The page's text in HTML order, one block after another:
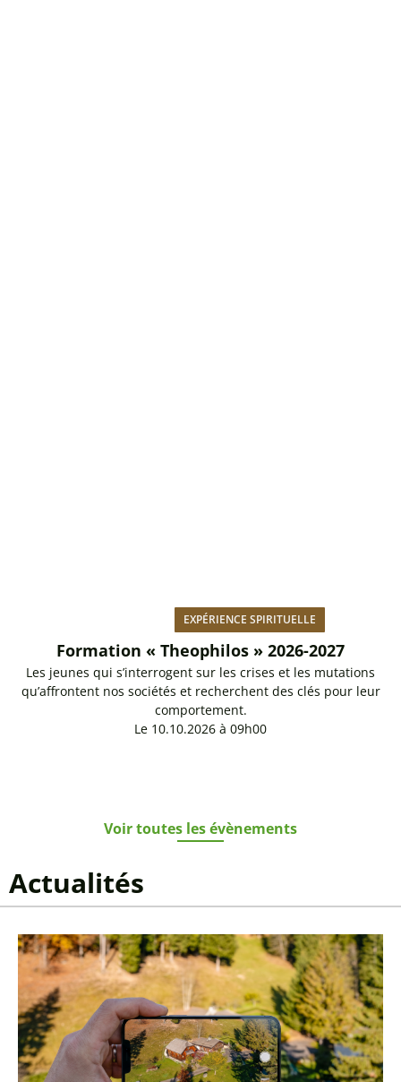
Formation « Theophilos » 2026-2027
Les jeunes qui s’interrogent sur les crises et les mutations
qu’affrontent nos sociétés et recherchent des clés pour leur
comportement.
Le 10.10.2026 à 09h00
Voir toutes les évènements
Actualités
EXPÉRIENCE SPIRITUELLE